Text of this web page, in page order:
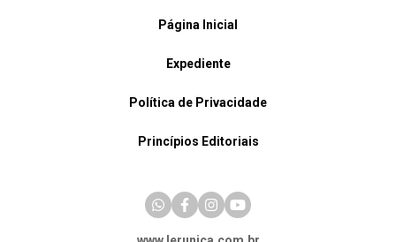
Página Inicial
Expediente
Política de Privacidade
Princípios Editoriais